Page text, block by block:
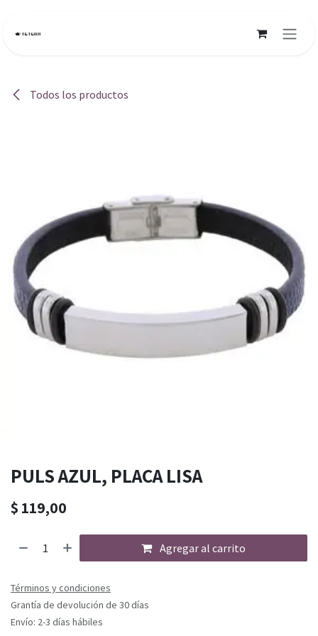
Todos los productos
PULS AZUL, PLACA LISA
$ 119,00
Agregar al carrito
Términos y condiciones
Grantía de devolución de 30 días
Envío: 2-3 días hábiles